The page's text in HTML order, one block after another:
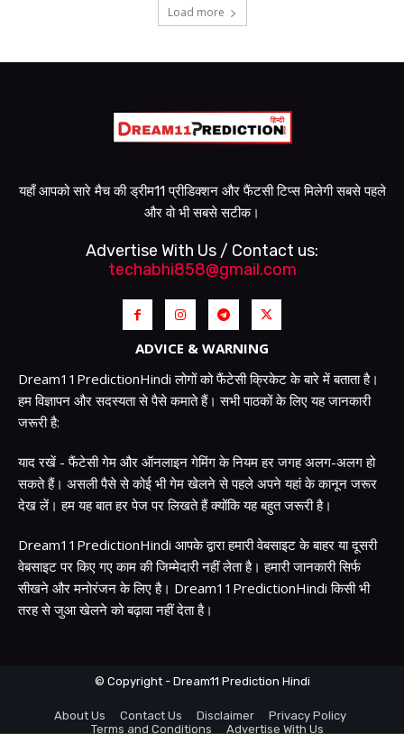
Load more
यहाँ आपको सारे मैच की ड्रीम11 प्रीडिक्शन और फैंटसी टिप्स मिलेगी सबसे पहले
और वो भी सबसे सटीक।
Advertise With Us / Contact us:
techabhi858@gmail.com
ADVICE & WARNING
Dream11PredictionHindi लोगों को फैंटेसी क्रिकेट के बारे में बताता है।
हम विज्ञापन और सदस्यता से पैसे कमाते हैं। सभी पाठकों के लिए यह जानकारी
जरूरी है:
याद रखें - फैंटेसी गेम और ऑनलाइन गेमिंग के नियम हर जगह अलग-अलग हो
सकते हैं। असली पैसे से कोई भी गेम खेलने से पहले अपने यहां के कानून जरूर
देख लें। हम यह बात हर पेज पर लिखते हैं क्योंकि यह बहुत जरूरी है।
Dream11PredictionHindi आपके द्वारा हमारी वेबसाइट के बाहर या दूसरी
वेबसाइट पर किए गए काम की जिम्मेदारी नहीं लेता है। हमारी जानकारी सिर्फ
सीखने और मनोरंजन के लिए है। Dream11PredictionHindi किसी भी
तरह से जुआ खेलने को बढ़ावा नहीं देता है।
© Copyright - Dream11 Prediction Hindi
About Us Contact Us Disclaimer
Privacy Policy
Terms and Conditions
Advertise With Us